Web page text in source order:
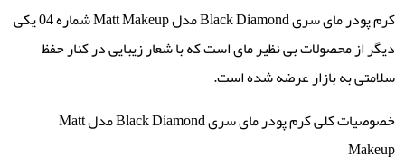
کرم پودر مای سری Black Diamond مدل Matt Makeup شماره 04 یکی
دیگر از محصولات بی نظیر مای است که با شعار زیبایی در کنار حفظ
سلامتی به بازار عرضه شده است.
خصوصیات کلی کرم پودر مای سری Black Diamond مدل Matt
Makeup